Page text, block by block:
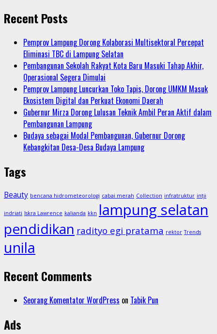
Recent Posts
Pemprov Lampung Dorong Kolaborasi Multisektoral Percepat
Eliminasi TBC di Lampung Selatan
Pembangunan Sekolah Rakyat Kota Baru Masuki Tahap Akhir,
Operasional Segera Dimulai
Pemprov Lampung Luncurkan Toko Tapis, Dorong UMKM Masuk
Ekosistem Digital dan Perkuat Ekonomi Daerah
Gubernur Mirza Dorong Lulusan Teknik Ambil Peran Aktif dalam
Pembangunan Lampung
Budaya sebagai Modal Pembangunan, Gubernur Dorong
Kebangkitan Desa-Desa Budaya Lampung
Tags
Beauty bencana hidrometeorologi cabai merah Collection infratruktur intji
indriati Iskra Lawrence kalianda kkn lampung selatan
pendidikan radityo egi pratama rektor Trends
unila
Recent Comments
Seorang Komentator WordPress on Tabik Pun
Ads